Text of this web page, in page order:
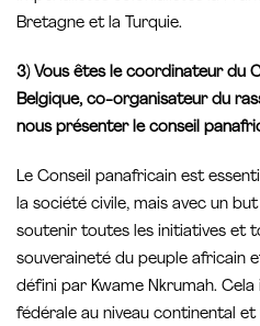
Bretagne et la Turquie.
3) Vous êtes le coordinateur du
Belgique, co-organisateur du
nous présenter le conseil
Le Conseil panafricain est
la société civile, mais avec un
soutenir toutes les initiatives et
souveraineté du peuple africain
défini par Kwame Nkrumah.
fédérale au niveau continental